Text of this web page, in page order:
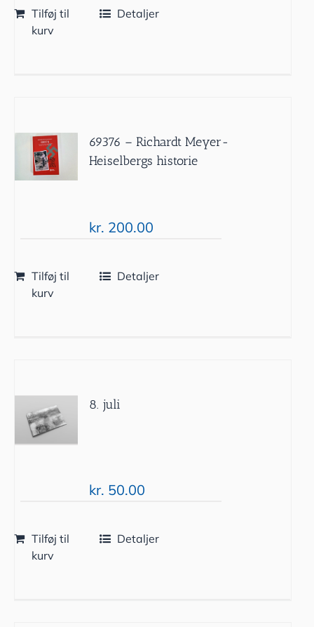
Tilføj til
kurv
Detaljer
69376 – Richardt Meyer-
Heiselbergs historie
kr. 200.00
Tilføj til
kurv
Detaljer
8. juli
kr. 50.00
Tilføj til
kurv
Detaljer